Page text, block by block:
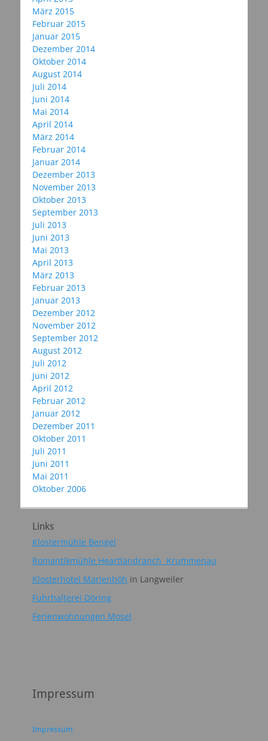
März 2015
Februar 2015
Januar 2015
Dezember 2014
Oktober 2014
August 2014
Juli 2014
Juni 2014
Mai 2014
April 2014
März 2014
Februar 2014
Januar 2014
Dezember 2013
November 2013
Oktober 2013
September 2013
Juli 2013
Juni 2013
Mai 2013
April 2013
März 2013
Februar 2013
Januar 2013
Dezember 2012
November 2012
September 2012
August 2012
Juli 2012
Juni 2012
April 2012
Februar 2012
Januar 2012
Dezember 2011
Oktober 2011
Juli 2011
Juni 2011
Mai 2011
Oktober 2006
Links
Klostermühle Bengel
Romantikmühle Heartlandranch Krummenau
Klosterhotel Marienhöh in Langweiler
Fuhrhalterei Döring
Ferienwohnungen Mosel
Impressum
Impressum